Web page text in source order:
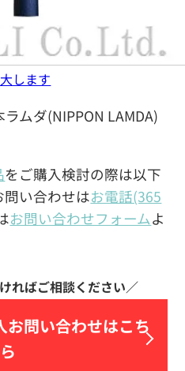
ムダ(NIPPON LAMDA)
をご購入検討の際は以下
い合わせはお電話(365
お問い合わせフォームよ
お問い合わせはこち
ら
します